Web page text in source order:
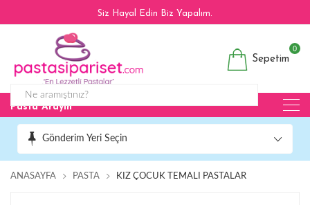
Siz Hayal Edin Biz Yapalım.
Sepetim
0
Pasta Arayın
Gönderim Yeri Seçin
ANASAYFA PASTA KIZ ÇOCUK TEMALI PASTALAR